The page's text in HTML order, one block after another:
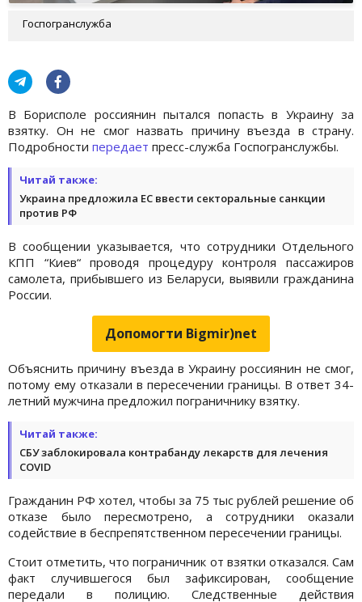
Госпогранслужба
В Борисполе россиянин пытался попасть в Украину за
взятку. Он не смог назвать причину въезда в страну.
Подробности передает пресс-служба Госпогранслужбы.
Читай также:
Украина предложила ЕС ввести секторальные санкции
против РФ
В сообщении указывается, что сотрудники Отдельного
КПП “Киев“ проводя процедуру контроля пассажиров
самолета, прибывшего из Беларуси, выявили гражданина
России.
Допомогти Bigmir)net
Объяснить причину въезда в Украину россиянин не смог,
потому ему отказали в пересечении границы. В ответ 34-
летний мужчина предложил пограничнику взятку.
Читай также:
СБУ заблокировала контрабанду лекарств для лечения
COVID
Гражданин РФ хотел, чтобы за 75 тыс рублей решение об
отказе было пересмотрено, а сотрудники оказали
содействие в беспрепятственном пересечении границы.
Стоит отметить, что пограничник от взятки отказался. Сам
факт случившегося был зафиксирован, сообщение
передали в полицию. Следственные действия